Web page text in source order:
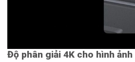
Độ phân giải 4K cho hình